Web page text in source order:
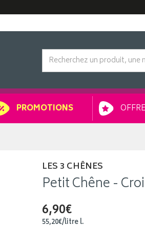
PROMOTIONS
LES 3 CHÊNES
Petit Chêne -
6,90€
55,20€/litrel.